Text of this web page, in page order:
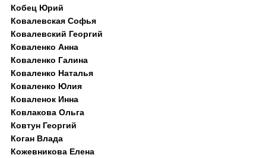
Кобец Юрий
Ковалевская Софья
Ковалевский Георгий
Коваленко Анна
Коваленко Галина
Коваленко Наталья
Коваленко Юлия
Коваленок Инна
Ковлакова Ольга
Ковтун Георгий
Коган Влада
Кожевникова Елена